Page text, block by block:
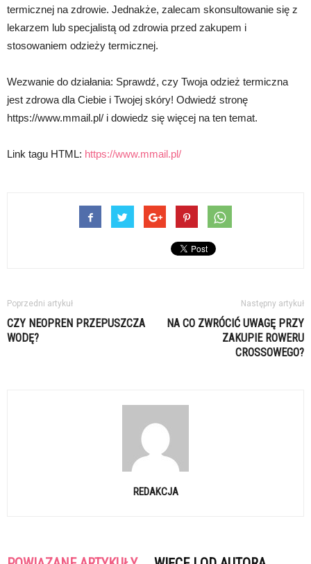
termicznej na zdrowie. Jednakże, zalecam skonsultowanie się z
lekarzem lub specjalistą od zdrowia przed zakupem i
stosowaniem odzieży termicznej.
Wezwanie do działania: Sprawdź, czy Twoja odzież termiczna
jest zdrowa dla Ciebie i Twojej skóry! Odwiedź stronę
https://www.mmail.pl/ i dowiedz się więcej na ten temat.
Link tagu HTML: https://www.mmail.pl/
Poprzedni artykuł
CZY NEOPREN PRZEPUSZCZA
WODĘ?
Następny artykuł
NA CO ZWRÓCIĆ UWAGĘ PRZY
ZAKUPIE ROWERU
CROSSOWEGO?
REDAKCJA